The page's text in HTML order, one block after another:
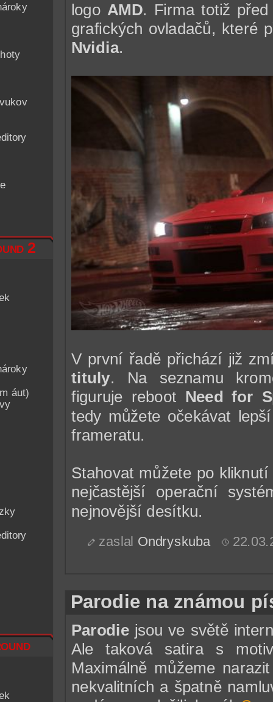
2
áut)
logo AMD. Firma totiž před
grafických ovladačů, které
Nvidia.
V první řadě přichází již
tituly. Na seznamu
figuruje reboot Need for
tedy můžete očekávat
frameratu.
Stahovat můžete po
nejčastější operační
nejnovější desítku.
zaslal Ondryskuba
Parodie na známou
Parodiejsou ve světě
Ale taková satira s
Maximálně můžeme
nekvalitních a špatně